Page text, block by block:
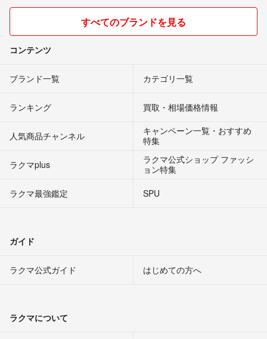
すべてのブランドを見る
コンテンツ
ブランド一覧 カテゴリ一覧
ランキング 買取・相場価格情報
人気商品チャンネル
キャンペーン一覧・おすすめ
特集
ラクマplus
ラクマ公式ショップ ファッシ
ョン特集
ラクマ最強鑑定
SPU
ガイド
ラクマ公式ガイド はじめての方へ
ラクマについて